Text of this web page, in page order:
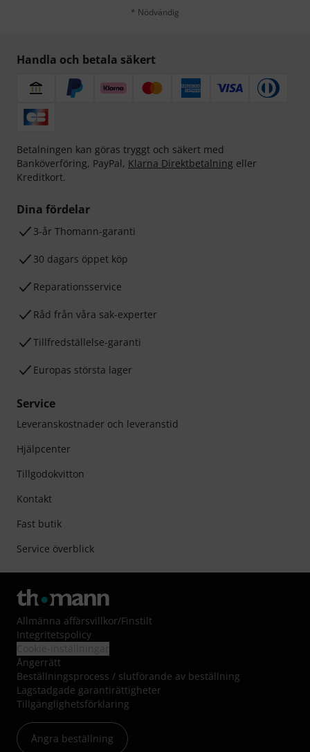
* Nödvändig
Handla och betala säkert
Betalningen kan göras tryggt och säkert med
Banköverföring, PayPal, Klarna Direktbetalning eller
Kreditkort.
Dina fördelar
3-år Thomann-garanti
30 dagars öppet köp
Reparationsservice
Råd från våra sak-experter
Tillfredställelse-garanti
Europas största lager
Service
Leveranskostnader och leveranstid
Hjälpcenter
Tillgodokvitton
Kontakt
Fast butik
Service överblick
Allmänna affärsvillkor/Finstilt
Integritetspolicy
Ångerrätt
Beställningsprocess / slutförande av beställning
Lagstadgade garantirättigheter
Tillgänglighetsförklaring
Ångra beställning